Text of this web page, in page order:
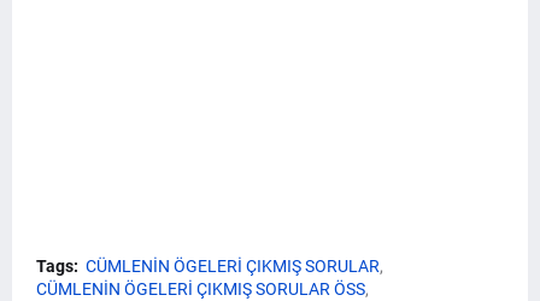
Tags: CÜMLENİN ÖGELERİ ÇIKMIŞ SORULAR
CÜMLENİN ÖGELERİ ÇIKMIŞ SORULAR ÖSS